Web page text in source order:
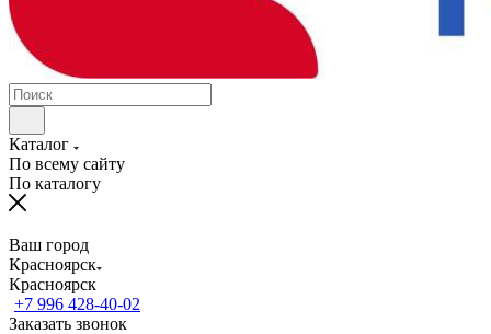
Каталог
По всему сайту
По каталогу
Ваш город
Красноярск
Красноярск
+7 996 428-40-02
Заказать звонок